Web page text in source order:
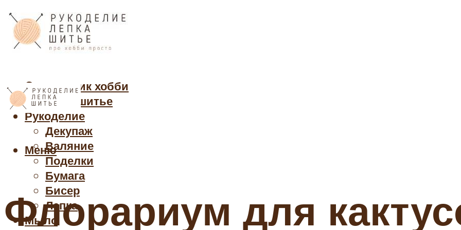
Cправочник хобби
Кройка и шитье
Рукоделие
Декупаж
Валяние
Поделки
Бумага
Бисер
Лепка
Мыло
Меню
Флорариум для